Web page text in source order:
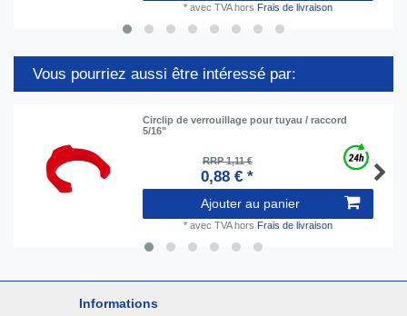
* avec TVAhors Frais de livraison
Vous pourriez aussi être intéressé par:
Circlip de verrouillage pour tuyau / raccord
5/16"
RRP 1,11 €
0,88 € *
Ajouter au panier
* avec TVAhors Frais de livraison
Informations